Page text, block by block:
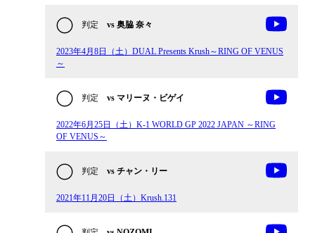
判定 vs 奥脇 奈々
2023年4月8日（土）DUAL Presents Krush～RING OF VENUS
～
判定 vs マリーヌ・ビゲイ
2022年6月25日（土）K-1 WORLD GP 2022 JAPAN ～RING
OF VENUS～
判定 vs チャン・リー
2021年11月20日（土）Krush.131